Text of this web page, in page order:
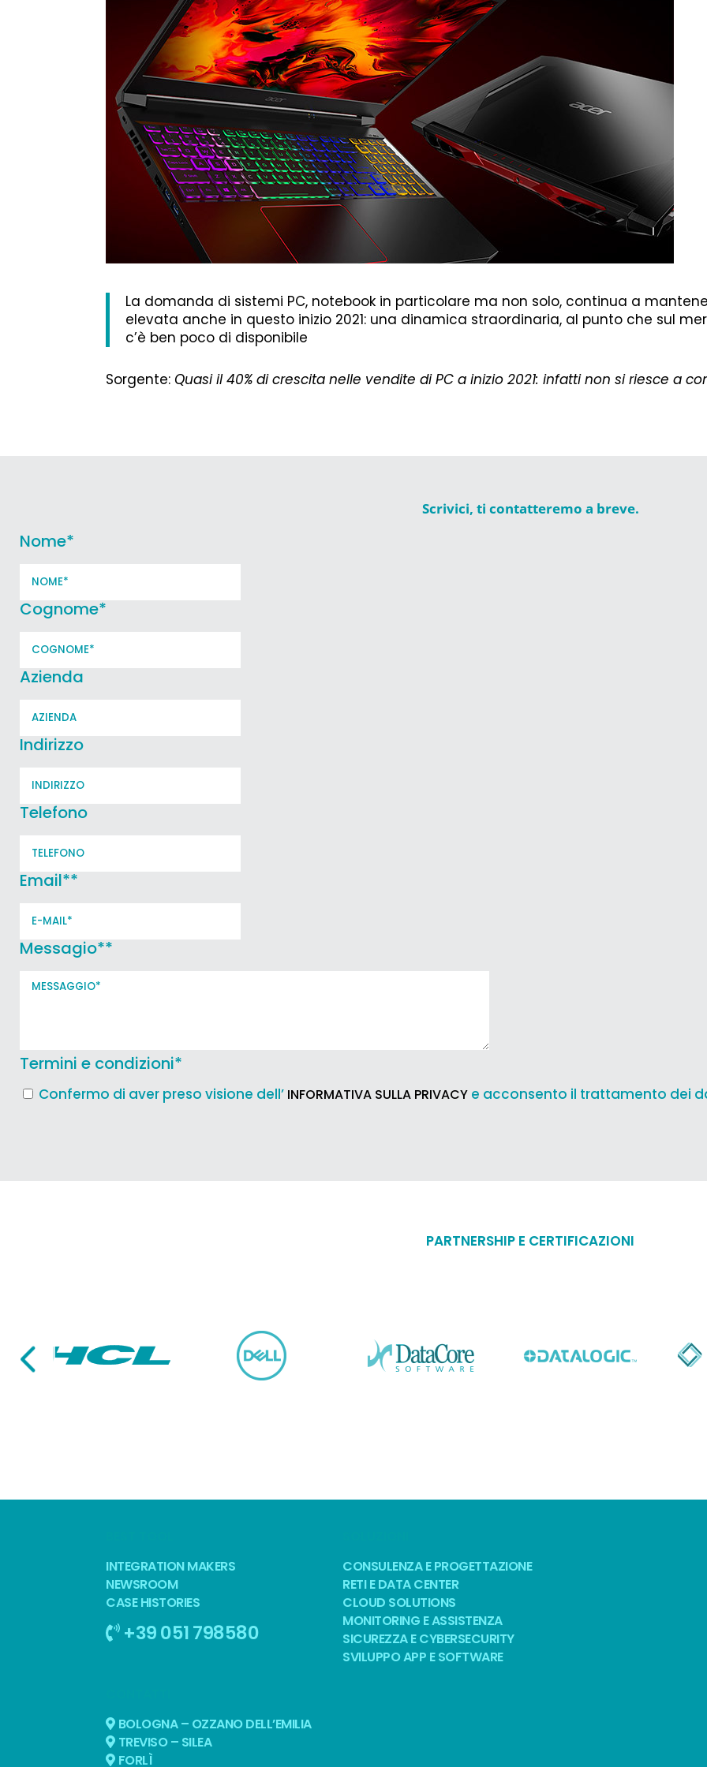
La domanda di sistemi PC, notebook in particolare ma non solo, continua a
elevata anche in questo inizio 2021: una dinamica straordinaria, al punto che sul
c’è ben poco di disponibile
Sorgente: Quasi il 40% di crescita nelle vendite di PC a inizio 2021: infatti non si riesce a
Scrivici, ti contatteremo a breve.
Nome*
Cognome*
Azienda
Indirizzo
Telefono
Email**
Messagio**
Termini e condizioni*
Confermo di aver preso visione dell’ INFORMATIVA SULLA PRIVACY e acconsento il trattamento dei
PARTNERSHIP E CERTIFICAZIONI
INTEGRATION MAKERS
NEWSROOM
CASE HISTORIES
+39 051 798580
CONSULENZA E PROGETTAZIONE
RETI E DATA CENTER
CLOUD SOLUTIONS
MONITORING E ASSISTENZA
SICUREZZA E CYBERSECURITY
SVILUPPO APP E SOFTWARE
BOLOGNA – OZZANO DELL’EMILIA
TREVISO – SILEA
FORLÌ